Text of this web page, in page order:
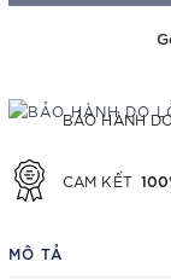
BẢO HÀNH
CAM KẾT
MÔ TẢ